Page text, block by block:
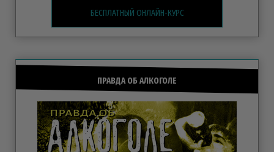
БЕСПЛАТНЫЙ ОНЛАЙН-КУРС
ПРАВДА ОБ АЛКОГОЛЕ